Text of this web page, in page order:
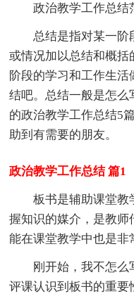
政治教学工作总结
总结是指对某一阶
或情况加以总结和概括
阶段的学习和工作生
结吧。总结一般是怎
的政治教学工作总结5
助到有需要的朋友。
政治教学工作总结 篇1
板书是辅助课堂教
握知识的媒介，是教师
能在课堂教学中也是非
刚开始，我不怎
评课认识到板书的重